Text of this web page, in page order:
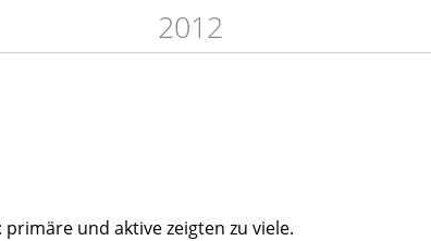
2012
primäre und aktive zeigten zu viele.